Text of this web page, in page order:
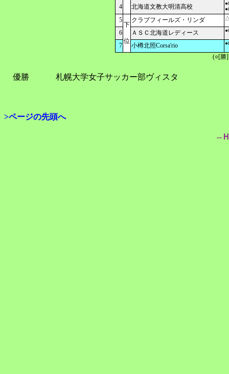
4 北海道文教大明清高校
5
下
位
クラブフィールズ・リンダ
6 ＡＳＣ北海道レディース
7 小樽北照Corsa'rio
(○[勝
優勝 札幌大学女子サッカー部ヴィスタ
>ページの先頭へ
--